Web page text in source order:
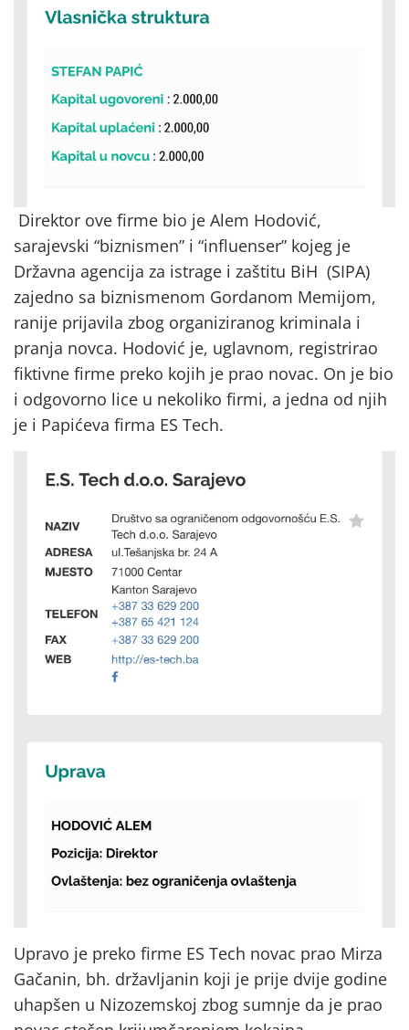
Direktor ove firme bio je Alem Hodović,
sarajevski “biznismen” i “influenser” kojeg je
Državna agencija za istrage i zaštitu BiH (SIPA)
zajedno sa biznismenom Gordanom Memijom,
ranije prijavila zbog organiziranog kriminala i
pranja novca. Hodović je, uglavnom, registrirao
fiktivne firme preko kojih je prao novac. On je bio
i odgovorno lice u nekoliko firmi, a jedna od njih
je i Papićeva firma ES Tech.
Upravo je preko firme ES Tech novac prao Mirza
Gačanin, bh. državljanin koji je prije dvije godine
uhapšen u Nizozemskoj zbog sumnje da je prao